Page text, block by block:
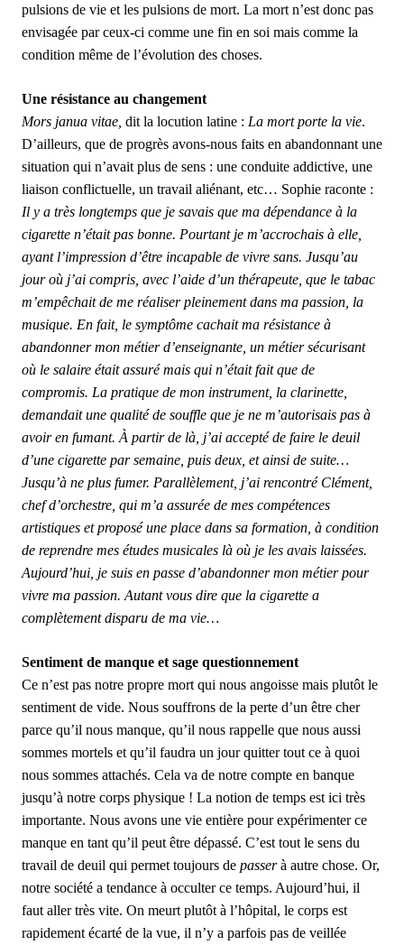
pulsions de vie et les pulsions de mort. La mort n’est donc pas
envisagée par ceux-ci comme une fin en soi mais comme la
condition même de l’évolution des choses.
Une résistance au changement
Mors janua vitae, dit la locution latine : La mort porte la vie.
D’ailleurs, que de progrès avons-nous faits en abandonnant une
situation qui n’avait plus de sens : une conduite addictive, une
liaison conflictuelle, un travail aliénant, etc… Sophie raconte :
Il y a très longtemps que je savais que ma dépendance à la
cigarette n’était pas bonne. Pourtant je m’accrochais à elle,
ayant l’impression d’être incapable de vivre sans. Jusqu’au
jour où j’ai compris, avec l’aide d’un thérapeute, que le tabac
m’empêchait de me réaliser pleinement dans ma passion, la
musique. En fait, le symptôme cachait ma résistance à
abandonner mon métier d’enseignante, un métier sécurisant
où le salaire était assuré mais qui n’était fait que de
compromis. La pratique de mon instrument, la clarinette,
demandait une qualité de souffle que je ne m’autorisais pas à
avoir en fumant. À partir de là, j’ai accepté de faire le deuil
d’une cigarette par semaine, puis deux, et ainsi de suite…
Jusqu’à ne plus fumer. Parallèlement, j’ai rencontré Clément,
chef d’orchestre, qui m’a assurée de mes compétences
artistiques et proposé une place dans sa formation, à condition
de reprendre mes études musicales là où je les avais laissées.
Aujourd’hui, je suis en passe d’abandonner mon métier pour
vivre ma passion. Autant vous dire que la cigarette a
complètement disparu de ma vie…
Sentiment de manque et sage questionnement
Ce n’est pas notre propre mort qui nous angoisse mais plutôt le
sentiment de vide. Nous souffrons de la perte d’un être cher
parce qu’il nous manque, qu’il nous rappelle que nous aussi
sommes mortels et qu’il faudra un jour quitter tout ce à quoi
nous sommes attachés. Cela va de notre compte en banque
jusqu’à notre corps physique ! La notion de temps est ici très
importante. Nous avons une vie entière pour expérimenter ce
manque en tant qu’il peut être dépassé. C’est tout le sens du
travail de deuil qui permet toujours de passerà autre chose. Or,
notre société a tendance à occulter ce temps. Aujourd’hui, il
faut aller très vite. On meurt plutôt à l’hôpital, le corps est
rapidement écarté de la vue, il n’y a parfois pas de veillée